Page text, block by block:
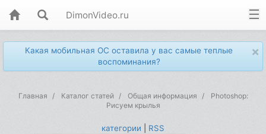
DimonVideo.ru
×
Какая мобильная ОС оставила у вас самые теплые
воспоминания?
Главная Каталог статей Общая информация
Photoshop:
Рисуем крылья
категории RSS